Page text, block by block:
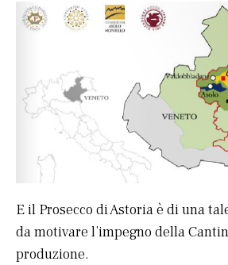
E il Prosecco di Astoria è di una
da motivare l’impegno della
produzione.